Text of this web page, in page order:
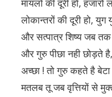
मायलों की दूरी हो,
लोकान्तरों की दूरी हो, युग
और सत्पात्र शिष्य जब तक
और गुरु पीछा नही छोड़ते
अच्छा ! तो गुरु कहते है
मतलब तू जब वृत्तियों से